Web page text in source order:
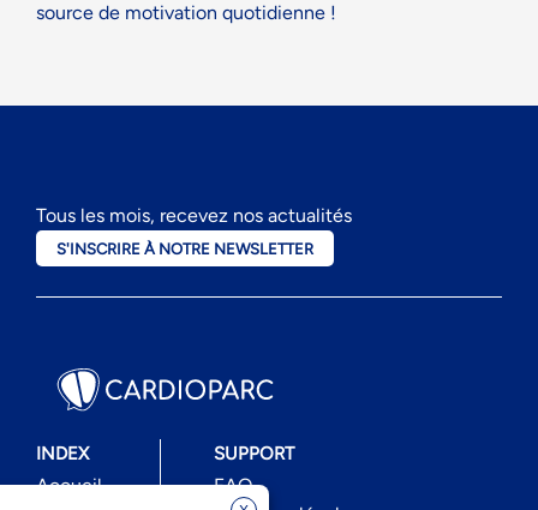
source de motivation quotidienne !
Tous les mois, recevez nos actualités
S'INSCRIRE À NOTRE NEWSLETTER
INDEX
Accueil
SUPPORT
FAQ